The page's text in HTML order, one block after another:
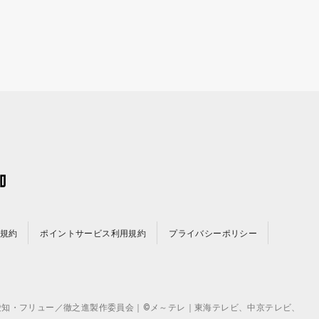
約 ポイントサービス利用規約 プライバシーポリシー
フリュー／徹之進製作委員会｜©メ～テレ｜東海テレビ、中京テレビ、